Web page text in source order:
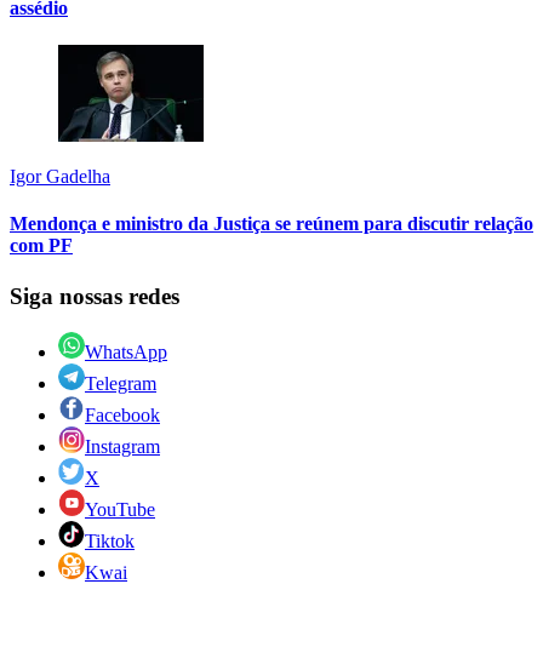
assédio
Igor Gadelha
Mendonça e ministro da Justiça se reúnem para discutir relação
com PF
Siga nossas redes
WhatsApp
Telegram
Facebook
Instagram
X
YouTube
Tiktok
Kwai